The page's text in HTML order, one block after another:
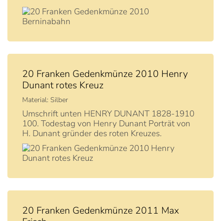
20 Franken Gedenkmünze 2010 Henry
Dunant rotes Kreuz
Material: Silber
Umschrift unten HENRY DUNANT 1828-1910
100. Todestag von Henry Dunant Porträt von
H. Dunant gründer des roten Kreuzes.
20 Franken Gedenkmünze 2011 Max